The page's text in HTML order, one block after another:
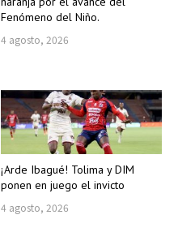
Fenómeno del Niño.
4 agosto, 2026
¡Arde Ibagué! Tolima y DIM
ponen en juego el invicto
4 agosto, 2026